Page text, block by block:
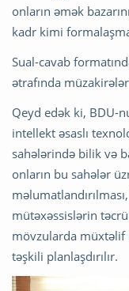
onların əmək
kadr kimi
Sual-cavab
ətrafında
Qeyd edək ki, BDU-
intellekt əsaslı
sahələrində bilik və
onların bu sahələr
mütəxəssislərin
mövzularda müxtəlif
təşkili planlaşdırılır.